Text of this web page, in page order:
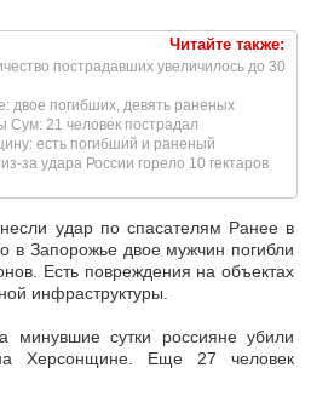
Читайте также:
пострадавших увеличилось до 30
двое погибших, девять раненых
Сум: 21 человек пострадал
есть погибший и раненый
за удара России горело 10 гектаров
удар по спасателям Ранее в
в Запорожье двое мужчин погибли
Есть повреждения на объектах
инфраструктуры.
минувшие сутки россияне убили
Херсонщине. Еще 27 человек